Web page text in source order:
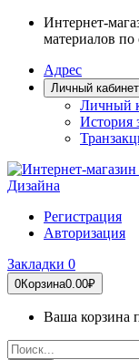
Интернет-
материалов
Адрес
Личный кабинет
Личный
История
Регистрация
Авторизация
Закладки 0
0Корзина0.00₽
Ваша корзина